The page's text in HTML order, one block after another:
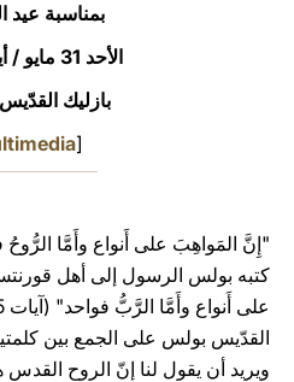
بمناسبة عيد
الأحد 31 مايو / أيار 2020
بازليك
[
كتبه بولس الرسول إلى أهل
على أَنواع وأَمَّا الرَّبُّ فواحد" (آيات 5- 6).
القدّيس بولس على الجمع بين
ويريد أن يقول لنا إنّ الروح